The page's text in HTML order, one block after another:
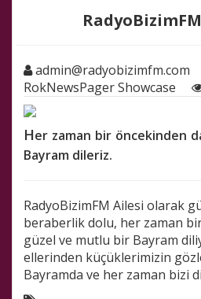
admin@radyobizimfm.com
RokNewsPager Showcase
Her zaman bir öncekinden
Bayram dileriz.
RadyoBizimFM Ailesi olarak
beraberlik dolu, her zaman
güzel ve mutlu bir Bayram
ellerinden küçüklerimizin
Bayramda ve her zaman bizi